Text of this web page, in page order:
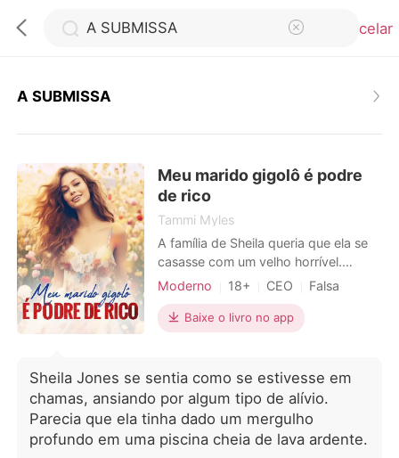
Cancelar
Loja
Histórico
Sair
A SUBMISSA
Meu marido gigolô é podre
de rico
Tammi Myles
A família de Sheila queria que ela se
casasse com um velho horrível.
Furiosa, ela contratou um gigolô para
ideia de quem ele era e só achava
que ele precisava de dinheiro para
máscara, ela descobriu que ele era
um magnata. A partir daí, a história
de amor deles começou oficialmente.
Ele dava a ela tudo o que ela queria e
eles viviam felizes. No entanto, algo
Moderno 18+ CEO
Falsa
Encantador
Baixe o livro no app
Sheila Jones se sentia como se estivesse em
chamas, ansiando por algum tipo de alívio.
Parecia que ela tinha dado um mergulho
profundo em uma piscina cheia de lava ardente.